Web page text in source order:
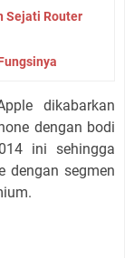
Sejati Router
dikabarkan
dengan bodi
ini sehingga
dengan segmen